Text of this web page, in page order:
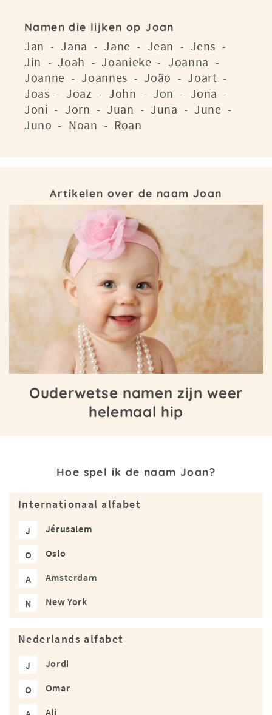
Namen die lijken op Joan
Jan - Jana - Jane - Jean - Jens -
Jin - Joah - Joanieke - Joanna -
Joanne - Joannes - João - Joart -
Joas - Joaz - John - Jon - Jona -
Joni - Jorn - Juan - Juna - June -
Juno - Noan - Roan
Artikelen over de naam Joan
Ouderwetse namen zijn weer
helemaal hip
Hoe spel ik de naam Joan?
Internationaal alfabet
J Jérusalem
O Oslo
A Amsterdam
N New York
Nederlands alfabet
J Jordi
O Omar
Ali